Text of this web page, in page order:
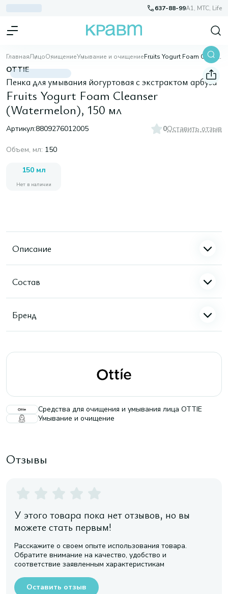
637-88-99A1, МТС, Life
ГлавнаяЛицоОчищениеУмывание и очищение Fruits Yogurt Foam Cleanser (Watermelon), 150 мл
OTTIE
Пенка для умывания йогуртовая с экстрактом арбуза
Fruits Yogurt Foam Cleanser
(Watermelon), 150 мл
Артикул:8809276012005 0Оставить отзыв
Объем, мл: 150
150 мл
Нет в наличии
Описание
Состав
Бренд
Средства для очищения и умывания лица OTTIE
Умывание и очищение
Отзывы
У этого товара пока нет отзывов, но вы
можете стать первым!
Расскажите о своем опыте использования товара.
Обратите внимание на качество, удобство и
соответствие заявленным характеристикам
Оставить отзыв